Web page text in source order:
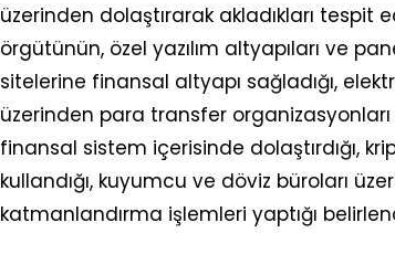
üzerinden dolaştırarak akladıkları tespit
örgütünün, özel yazılım altyapıları ve
sitelerine finansal altyapı sağladığı,
üzerinden para transfer
finansal sistem içerisinde dolaştırdığı,
kullandığı, kuyumcu ve döviz büroları
katmanlandırma işlemleri yaptığı